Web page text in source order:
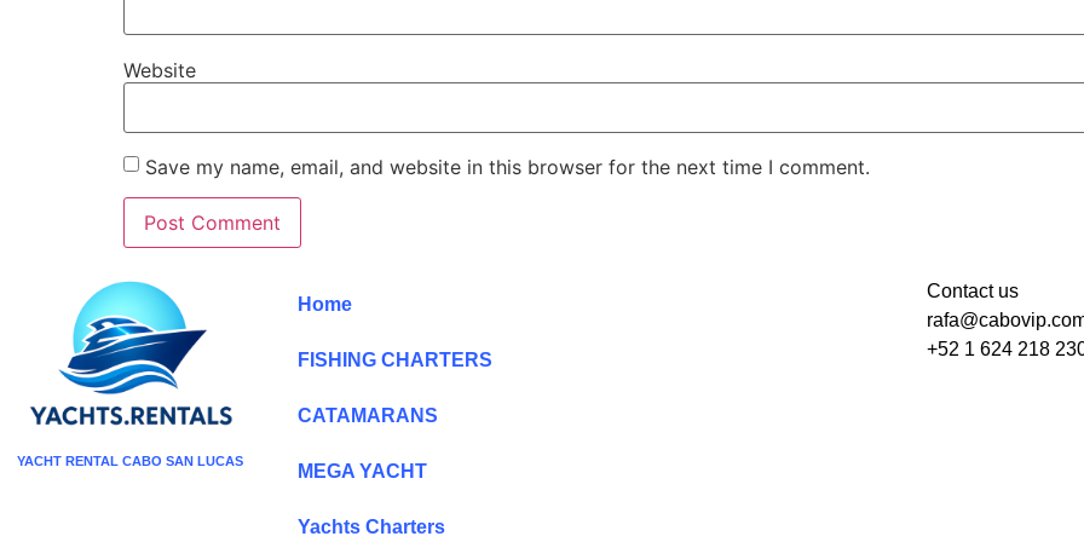
Website
Save my name, email, and website in this browser for the next time I comment.
YACHT RENTAL CABO SAN LUCAS
Home
FISHING CHARTERS
CATAMARANS
MEGA YACHT
Yachts Charters
Contact us
+52 1 624 218